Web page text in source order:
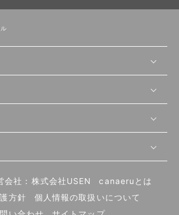
関する記事
法
イド（外部サイト）
会社：株式会社USEN
canaeruとは
方針
個人情報の取扱いについて